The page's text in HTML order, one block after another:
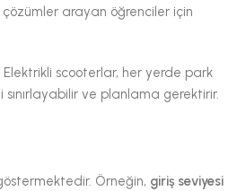
çözümler arayan öğrenciler için
Elektrikli scooterlar, her yerde park
sınırlayabilir ve planlama gerektirir.
Örneğin, giriş seviyesi